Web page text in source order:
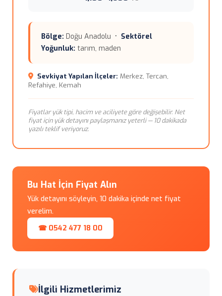
Bölge: Doğu Anadolu • Sektörel
Yoğunluk: tarım, maden
Sevkiyat Yapılan İlçeler: Merkez, Tercan,
Refahiye, Kemah
Fiyatlar yük tipi, hacim ve aciliyete göre değişebilir. Net
fiyat için yük detayını paylaşmanız yeterli — 10 dakikada
yazılı teklif veriyoruz.
Bu Hat İçin Fiyat Alın
Yük detayını söyleyin, 10 dakika içinde net fiyat
verelim.
☎ 0542 477 18 00
İlgili Hizmetlerimiz